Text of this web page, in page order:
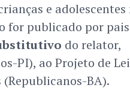
e adolescentes
for publicado por
do relator,
PI), ao Projeto de Lei
BA).